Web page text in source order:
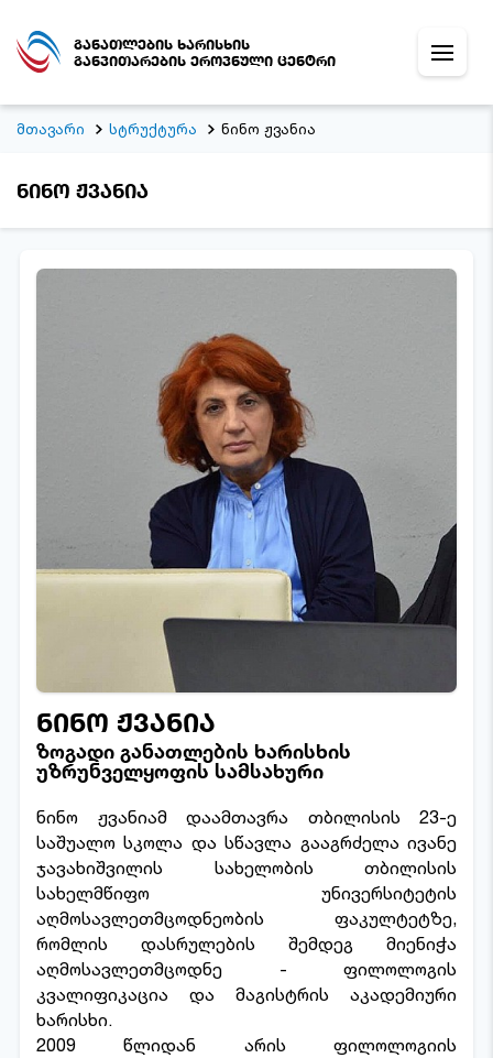
განათლების ხარისხის
განვითარების ეროვნული ცენტრი
მთავარი სტრუქტურა ნინო ჟვანია
ნინო ჟვანია
ნინო ჟვანია
ზოგადი განათლების ხარისხის
უზრუნველყოფის სამსახური
ნინო ჟვანიამ დაამთავრა თბილისის 23-ე
საშუალო სკოლა და სწავლა გააგრძელა ივანე
ჯავახიშვილის სახელობის თბილისის
სახელმწიფო უნივერსიტეტის
აღმოსავლეთმცოდნეობის ფაკულტეტზე,
რომლის დასრულების შემდეგ მიენიჭა
აღმოსავლეთმცოდნე - ფილოლოგის
კვალიფიკაცია და მაგისტრის აკადემიური
ხარისხი.
2009 წლიდან არის ფილოლოგიის